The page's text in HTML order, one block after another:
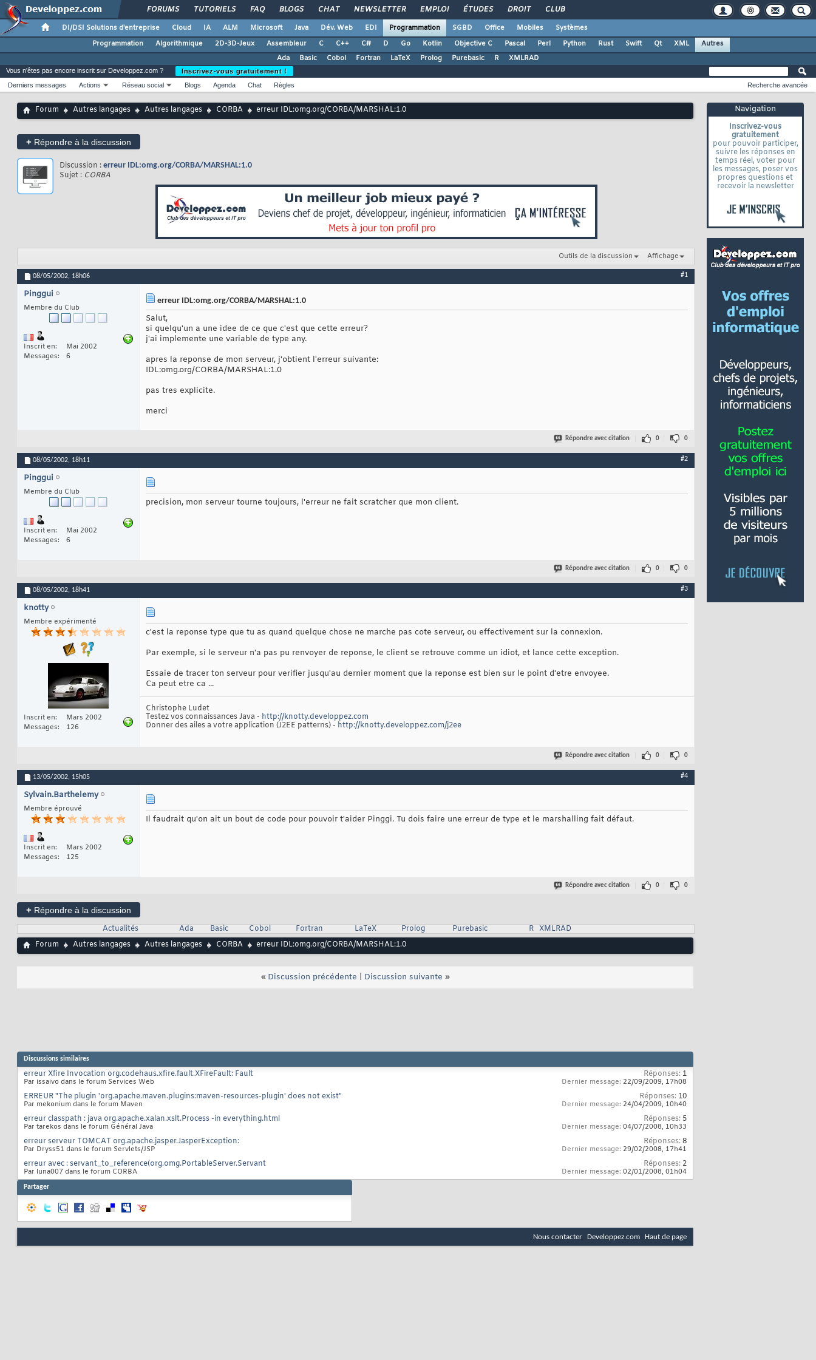
FORUMS TUTORIELS FAQ BLOGS CHAT NEWSLETTER EMPLOI ÉTUDES DROIT CLUB
DI/DSI Solutions d'entreprise Cloud IA ALM Microsoft Java Dév. Web EDI Programmation SGBD Office Mobiles
Systèmes
Programmation
Algorithmique 2D-3D-Jeux Assembleur C C++ C# D Go Kotlin Objective C Pascal Perl Python Rust Swift Qt XML
Autres
Ada
Basic Cobol Fortran LaTeX Prolog Purebasic R XMLRAD
Navigation
Inscrivez-vous
gratuitement
pour pouvoir participer,
suivre les réponses en
temps réel, voter pour
les messages, poser vos
propres questions et
recevoir la newsletter
Vous n'êtes pas encore inscrit sur Developpez.com ?
Inscrivez-vous gratuitement !
Derniers messages
Actions Réseau social Blogs Agenda Chat Règles Recherche avancée
Forum Autres langages Autres langages CORBA erreur IDL:omg.org/CORBA/MARSHAL:1.0
+ Répondre à la discussion
Discussion : erreur IDL:omg.org/CORBA/MARSHAL:1.0
Sujet : CORBA
Outils de la discussion Affichage
08/05/2002, 18h06 #1
Pinggui
Membre du Club
Inscrit en
Mai 2002
Messages
6
erreur IDL:omg.org/CORBA/MARSHAL:1.0
Salut,
si quelqu'un a une idee de ce que c'est que cette erreur?
j'ai implemente une variable de type any.
apres la reponse de mon serveur, j'obtient l'erreur suivante:
IDL:omg.org/CORBA/MARSHAL:1.0
pas tres explicite.
merci
Répondre avec citation 0 0
08/05/2002, 18h11 #2
Pinggui
Membre du Club
Inscrit en
Mai 2002
Messages
6
precision, mon serveur tourne toujours, l'erreur ne fait scratcher que mon client.
Répondre avec citation 0 0
08/05/2002, 18h41 #3
knotty
Membre expérimenté
Inscrit en
Mars 2002
Messages
126
c'est la reponse type que tu as quand quelque chose ne marche pas cote serveur, ou effectivement sur la connexion.
Par exemple, si le serveur n'a pas pu renvoyer de reponse, le client se retrouve comme un idiot, et lance cette exception.
Essaie de tracer ton serveur pour verifier jusqu'au dernier moment que la reponse est bien sur le point d'etre envoyee.
Ca peut etre ca ...
Christophe Ludet
Testez vos connaissances Java - http://knotty.developpez.com
Donner des ailes a votre application (J2EE patterns) - http://knotty.developpez.com/j2ee
Répondre avec citation 0 0
13/05/2002, 15h05 #4
Sylvain.Barthelemy
Membre éprouvé
Inscrit en
Mars 2002
Messages
125
Il faudrait qu'on ait un bout de code pour pouvoir t'aider Pinggi. Tu dois faire une erreur de type et le marshalling fait défaut.
Répondre avec citation 0 0
+ Répondre à la discussion
Actualités
Ada Basic Cobol Fortran LaTeX Prolog Purebasic R
XMLRAD
Forum
Autres langages Autres langages CORBA erreur IDL:omg.org/CORBA/MARSHAL:1.0
« Discussion précédente Discussion suivante »
Discussions similaires
erreur Xfire Invocation org.codehaus.xfire.fault.XFireFault: Fault
Par issaivo dans le forum Services Web
Réponses: 1
Dernier message: 22/09/2009, 17h08
ERREUR "The plugin 'org.apache.maven.plugins:maven-resources-plugin' does not exist"
Par mekonium dans le forum Maven
Réponses: 10
Dernier message: 24/04/2009, 10h40
erreur classpath : java org.apache.xalan.xslt.Process -in everything.html
Par tarekos dans le forum Général Java
Réponses: 5
Dernier message: 04/07/2008, 10h33
erreur serveur TOMCAT org.apache.jasper.JasperException:
Par Dryss51 dans le forum Servlets/JSP
Réponses:8
Dernier message: 29/02/2008, 17h41
erreur avec : servant_to_reference(org.omg.PortableServer.Servant
Par luna007 dans le forum CORBA
Réponses: 2
Dernier message: 02/01/2008, 01h04
Partager
Nous contacter Developpez.com Haut de page